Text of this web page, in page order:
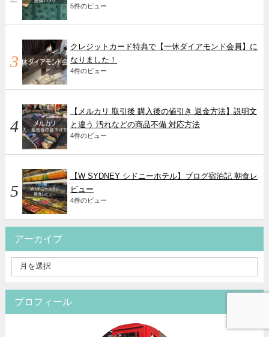
5件のビュー
クレジットカード特典で【一休ダイアモンド会員】に
なりました！
4件のビュー
【メルカリ 取引後 購入後の値引き 返金方法】説明文
と違う 汚れなどの商品不備 対応方法
4件のビュー
【W SYDNEY シドニーホテル】ブログ宿泊記 朝食レ
ビュー
4件のビュー
アーカイブ
プロフィール